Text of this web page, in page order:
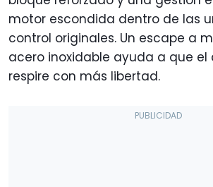
motor escondida dentro de las
control originales. Un escape a
acero inoxidable ayuda a que el
respire con más libertad.